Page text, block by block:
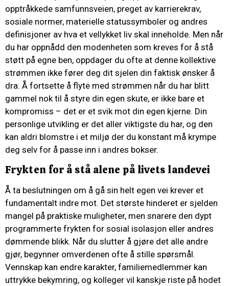
opptråkkede samfunnsveien, preget av karrierekrav,
sosiale normer, materielle statussymboler og andres
definisjoner av hva et vellykket liv skal inneholde. Men når
du har oppnådd den modenheten som kreves for å stå
støtt på egne ben, oppdager du ofte at denne kollektive
strømmen ikke fører deg dit sjelen din faktisk ønsker å
dra. Å fortsette å flyte med strømmen når du har blitt
gammel nok til å styre din egen skute, er ikke bare et
kompromiss – det er et svik mot din egen kjerne. Din
personlige utvikling er det aller viktigste du har, og den
kan aldri blomstre i et miljø der du konstant må krympe
deg selv for å passe inn i andres bokser.
Frykten for å stå alene på livets landevei
Å ta beslutningen om å gå sin helt egen vei krever et
fundamentalt indre mot. Det største hinderet er sjelden
mangel på praktiske muligheter, men snarere den dypt
programmerte frykten for sosial isolasjon eller andres
dømmende blikk. Når du slutter å gjøre det alle andre
gjør, begynner omverdenen ofte å stille spørsmål.
Vennskap kan endre karakter, familiemedlemmer kan
uttrykke bekymring, og kolleger vil kanskje riste på hodet